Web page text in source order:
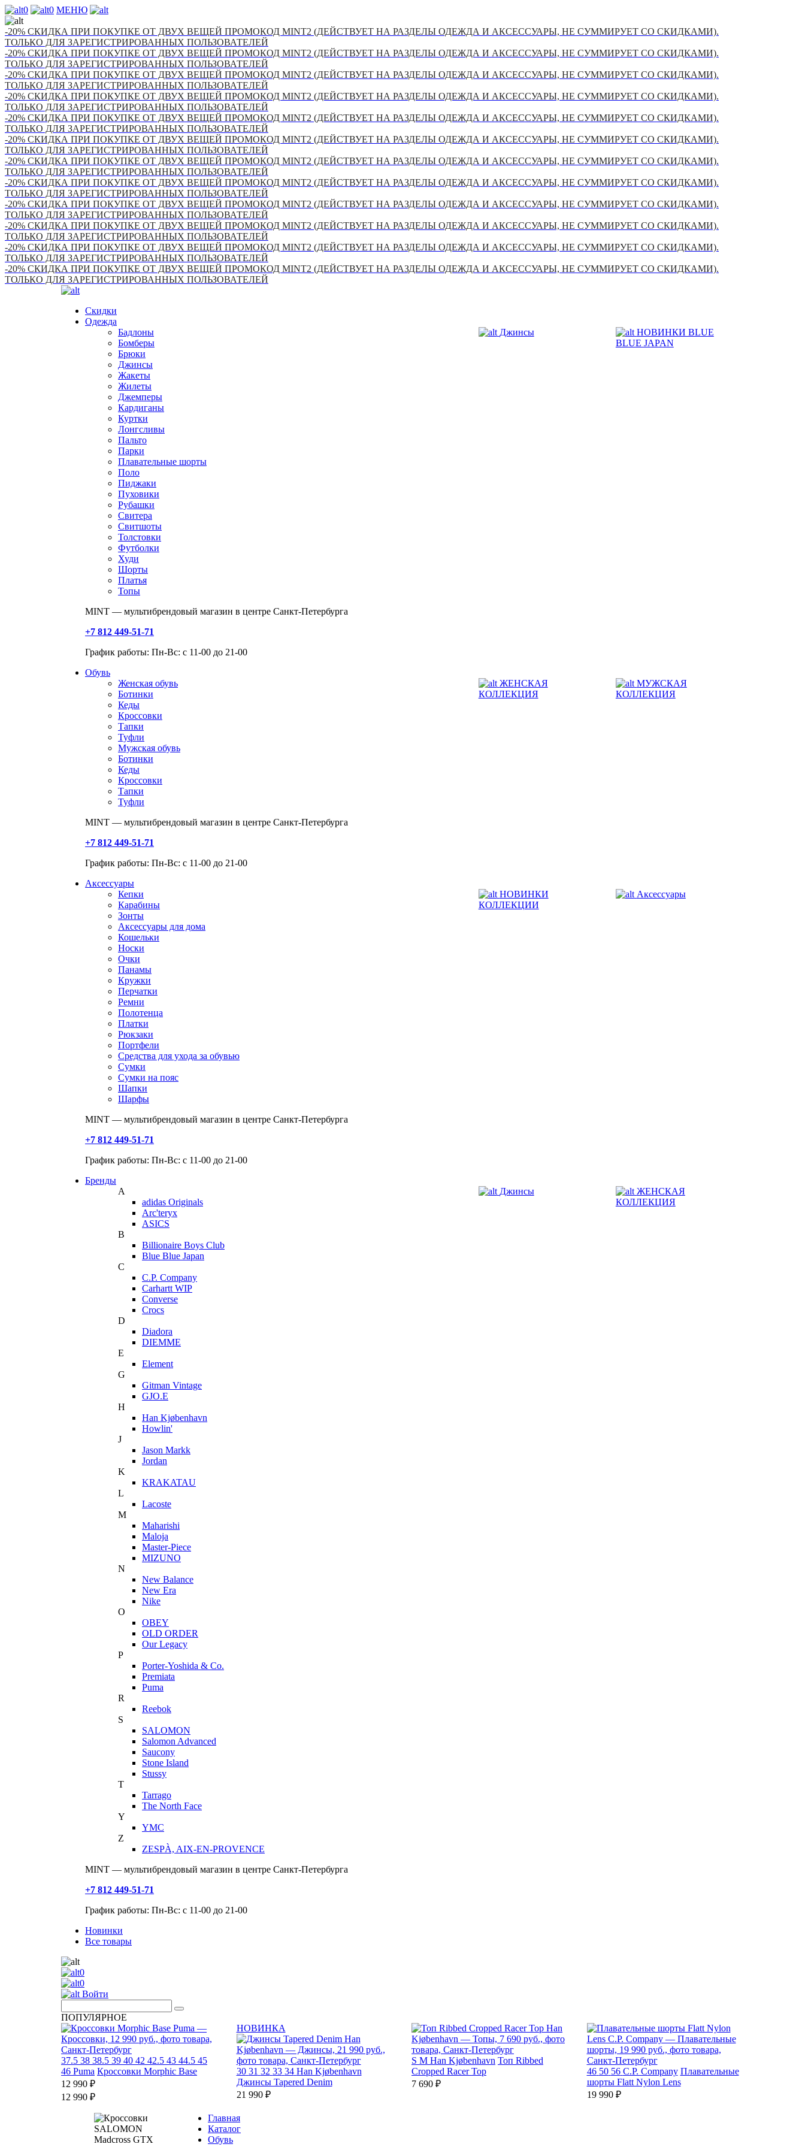
0 0 МЕНЮ
-20% СКИДКА ПРИ ПОКУПКЕ ОТ ДВУХ ВЕЩЕЙ ПРОМОКОД MINT2 (ДЕЙСТВУЕТ НА РАЗДЕЛЫ ОДЕЖДА И АКСЕССУАРЫ, НЕ СУММИРУЕТ СО СКИДКАМИ).
ТОЛЬКО ДЛЯ ЗАРЕГИСТРИРОВАННЫХ ПОЛЬЗОВАТЕЛЕЙ
-20% СКИДКА ПРИ ПОКУПКЕ ОТ ДВУХ ВЕЩЕЙ ПРОМОКОД MINT2 (ДЕЙСТВУЕТ НА РАЗДЕЛЫ ОДЕЖДА И АКСЕССУАРЫ, НЕ СУММИРУЕТ СО СКИДКАМИ).
ТОЛЬКО ДЛЯ ЗАРЕГИСТРИРОВАННЫХ ПОЛЬЗОВАТЕЛЕЙ
-20% СКИДКА ПРИ ПОКУПКЕ ОТ ДВУХ ВЕЩЕЙ ПРОМОКОД MINT2 (ДЕЙСТВУЕТ НА РАЗДЕЛЫ ОДЕЖДА И АКСЕССУАРЫ, НЕ СУММИРУЕТ СО СКИДКАМИ).
ТОЛЬКО ДЛЯ ЗАРЕГИСТРИРОВАННЫХ ПОЛЬЗОВАТЕЛЕЙ
-20% СКИДКА ПРИ ПОКУПКЕ ОТ ДВУХ ВЕЩЕЙ ПРОМОКОД MINT2 (ДЕЙСТВУЕТ НА РАЗДЕЛЫ ОДЕЖДА И АКСЕССУАРЫ, НЕ СУММИРУЕТ СО СКИДКАМИ).
ТОЛЬКО ДЛЯ ЗАРЕГИСТРИРОВАННЫХ ПОЛЬЗОВАТЕЛЕЙ
-20% СКИДКА ПРИ ПОКУПКЕ ОТ ДВУХ ВЕЩЕЙ ПРОМОКОД MINT2 (ДЕЙСТВУЕТ НА РАЗДЕЛЫ ОДЕЖДА И АКСЕССУАРЫ, НЕ СУММИРУЕТ СО СКИДКАМИ).
ТОЛЬКО ДЛЯ ЗАРЕГИСТРИРОВАННЫХ ПОЛЬЗОВАТЕЛЕЙ
-20% СКИДКА ПРИ ПОКУПКЕ ОТ ДВУХ ВЕЩЕЙ ПРОМОКОД MINT2 (ДЕЙСТВУЕТ НА РАЗДЕЛЫ ОДЕЖДА И АКСЕССУАРЫ, НЕ СУММИРУЕТ СО СКИДКАМИ).
ТОЛЬКО ДЛЯ ЗАРЕГИСТРИРОВАННЫХ ПОЛЬЗОВАТЕЛЕЙ
-20% СКИДКА ПРИ ПОКУПКЕ ОТ ДВУХ ВЕЩЕЙ ПРОМОКОД MINT2 (ДЕЙСТВУЕТ НА РАЗДЕЛЫ ОДЕЖДА И АКСЕССУАРЫ, НЕ СУММИРУЕТ СО СКИДКАМИ).
ТОЛЬКО ДЛЯ ЗАРЕГИСТРИРОВАННЫХ ПОЛЬЗОВАТЕЛЕЙ
-20% СКИДКА ПРИ ПОКУПКЕ ОТ ДВУХ ВЕЩЕЙ ПРОМОКОД MINT2 (ДЕЙСТВУЕТ НА РАЗДЕЛЫ ОДЕЖДА И АКСЕССУАРЫ, НЕ СУММИРУЕТ СО СКИДКАМИ).
ТОЛЬКО ДЛЯ ЗАРЕГИСТРИРОВАННЫХ ПОЛЬЗОВАТЕЛЕЙ
-20% СКИДКА ПРИ ПОКУПКЕ ОТ ДВУХ ВЕЩЕЙ ПРОМОКОД MINT2 (ДЕЙСТВУЕТ НА РАЗДЕЛЫ ОДЕЖДА И АКСЕССУАРЫ, НЕ СУММИРУЕТ СО СКИДКАМИ).
ТОЛЬКО ДЛЯ ЗАРЕГИСТРИРОВАННЫХ ПОЛЬЗОВАТЕЛЕЙ
-20% СКИДКА ПРИ ПОКУПКЕ ОТ ДВУХ ВЕЩЕЙ ПРОМОКОД MINT2 (ДЕЙСТВУЕТ НА РАЗДЕЛЫ ОДЕЖДА И АКСЕССУАРЫ, НЕ СУММИРУЕТ СО СКИДКАМИ).
ТОЛЬКО ДЛЯ ЗАРЕГИСТРИРОВАННЫХ ПОЛЬЗОВАТЕЛЕЙ
-20% СКИДКА ПРИ ПОКУПКЕ ОТ ДВУХ ВЕЩЕЙ ПРОМОКОД MINT2 (ДЕЙСТВУЕТ НА РАЗДЕЛЫ ОДЕЖДА И АКСЕССУАРЫ, НЕ СУММИРУЕТ СО СКИДКАМИ).
ТОЛЬКО ДЛЯ ЗАРЕГИСТРИРОВАННЫХ ПОЛЬЗОВАТЕЛЕЙ
-20% СКИДКА ПРИ ПОКУПКЕ ОТ ДВУХ ВЕЩЕЙ ПРОМОКОД MINT2 (ДЕЙСТВУЕТ НА РАЗДЕЛЫ ОДЕЖДА И АКСЕССУАРЫ, НЕ СУММИРУЕТ СО СКИДКАМИ).
ТОЛЬКО ДЛЯ ЗАРЕГИСТРИРОВАННЫХ ПОЛЬЗОВАТЕЛЕЙ
Скидки
Одежда
Бадлоны
Бомберы
Брюки
Джинсы
Жакеты
Жилеты
Джемперы
Кардиганы
Куртки
Лонгсливы
Пальто
Парки
Плавательные шорты
Поло
Пиджаки
Пуховики
Рубашки
Свитера
Свитшоты
Толстовки
Футболки
Худи
Шорты
Платья
Топы
Джинсы
НОВИНКИ BLUE
BLUE JAPAN
MINT — мультибрендовый магазин в центре Санкт-Петербурга
+7 812 449-51-71
График работы: Пн-Вс: с 11-00 до 21-00
Обувь
Женская обувь
Ботинки
Кеды
Кроссовки
Тапки
Туфли
Мужская обувь
Ботинки
Кеды
Кроссовки
Тапки
Туфли
ЖЕНСКАЯ
КОЛЛЕКЦИЯ
МУЖСКАЯ
КОЛЛЕКЦИЯ
MINT — мультибрендовый магазин в центре Санкт-Петербурга
+7 812 449-51-71
График работы: Пн-Вс: с 11-00 до 21-00
Аксессуары
Кепки
Карабины
Зонты
Аксессуары для дома
Кошельки
Носки
Очки
Панамы
Кружки
Перчатки
Ремни
Полотенца
Платки
Рюкзаки
Портфели
Средства для ухода за обувью
Сумки
Сумки на пояс
Шапки
Шарфы
НОВИНКИ
КОЛЛЕКЦИИ
Аксессуары
MINT — мультибрендовый магазин в центре Санкт-Петербурга
+7 812 449-51-71
График работы: Пн-Вс: с 11-00 до 21-00
Бренды
A
adidas Originals
Arc'teryx
ASICS
B
Billionaire Boys Club
Blue Blue Japan
C
C.P. Company
Carhartt WIP
Converse
Crocs
D
Diadora
DIEMME
E
Element
G
Gitman Vintage
GJO.E
H
Han Kjøbenhavn
Howlin'
J
Jason Markk
Jordan
K
KRAKATAU
L
Lacoste
M
Maharishi
Maloja
Master-Piece
MIZUNO
N
New Balance
New Era
Nike
O
OBEY
OLD ORDER
Our Legacy
P
Porter-Yoshida & Co.
Premiata
Puma
R
Reebok
S
SALOMON
Salomon Advanced
Saucony
Stone Island
Stussy
T
Tarrago
The North Face
Y
YMC
Z
ZESPÀ, AIX-EN-PROVENCE
Джинсы
ЖЕНСКАЯ
КОЛЛЕКЦИЯ
MINT — мультибрендовый магазин в центре Санкт-Петербурга
+7 812 449-51-71
График работы: Пн-Вс: с 11-00 до 21-00
Новинки
Все товары
0
0
Войти
ПОПУЛЯРНОЕ
37.5 38 38.5 39 40 42 42.5 43 44.5 45
46 Puma Кроссовки Morphic Base
12 990 ₽
12 990 ₽
НОВИНКА
30 31 32 33 34 Han Kjøbenhavn
Джинсы Tapered Denim
21 990 ₽
S M Han Kjøbenhavn Топ Ribbed
Cropped Racer Top
7 690 ₽
46 50 56 C.P. Company Плавательные
шорты Flatt Nylon Lens
19 990 ₽
Главная
Каталог
Обувь